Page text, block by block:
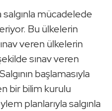
mücadelede
Bu ülkelerin
veren ülkelerin
sınav veren
başlamasıyla
bir bilim kurulu
planlarıyla salgınla